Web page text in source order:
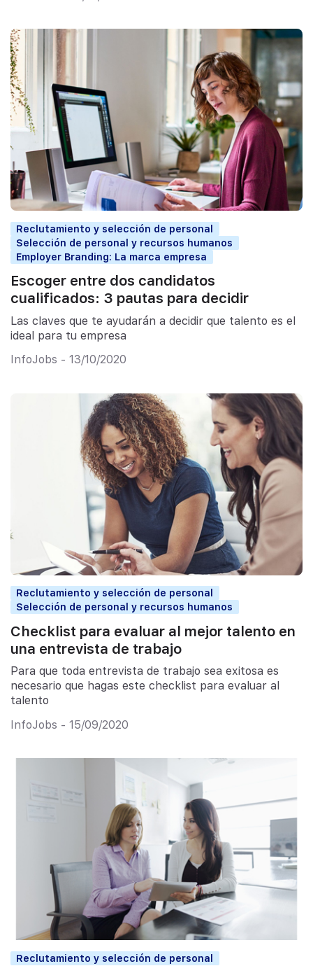
Reclutamiento y selección de personal
Selección de personal y recursos humanos
Employer Branding: La marca empresa
Escoger entre dos candidatos
cualificados: 3 pautas para decidir
Las claves que te ayudarán a decidir que talento es el
ideal para tu empresa
InfoJobs - 13/10/2020
Reclutamiento y selección de personal
Selección de personal y recursos humanos
Checklist para evaluar al mejor talento en
una entrevista de trabajo
Para que toda entrevista de trabajo sea exitosa es
necesario que hagas este checklist para evaluar al
talento
InfoJobs - 15/09/2020
Reclutamiento y selección de personal